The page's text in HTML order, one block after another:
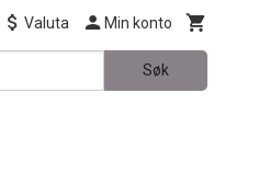
Valuta Min konto
Søk